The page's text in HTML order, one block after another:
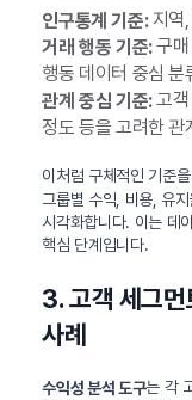
인구통계 기준:지역,
거래 행동 기준:구매
행동 데이터 중심 분
관계 중심 기준:고객
정도 등을 고려한 관
이처럼 구체적인 기준
그룹별 수익, 비용, 유
시각화합니다. 이는 데
핵심 단계입니다.
3. 고객 세그
사례
수익성 분석 도구는 각